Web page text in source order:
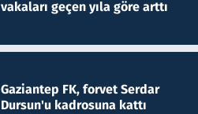
vakaları geçen yıla göre arttı
Gaziantep FK, forvet Serdar
Dursun'u kadrosuna kattı